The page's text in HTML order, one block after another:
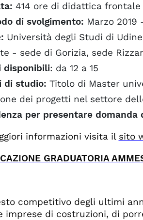
414 ore di didattica
di svolgimento: Marzo 2019
Università degli Studi di
- sede di Gorizia, sede
disponibili: da 12 a 15
di studio: Titolo di Master
dei progetti nel settore
per presentare domanda
informazioni visita il sito
GRADUATORIA
competitivo degli ultimi
imprese di costruzioni, di